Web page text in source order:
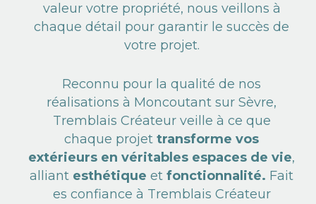
valeur votre propriété, nous veillons à
chaque détail pour garantir le succès de
votre projet.
Reconnu pour la qualité de nos
réalisations à Moncoutant sur Sèvre,
Tremblais Créateur veille à ce que
chaque projet transforme vos
extérieurs en véritables espaces de vie,
alliant esthétique et fonctionnalité. Fait
es confiance à Tremblais Créateur